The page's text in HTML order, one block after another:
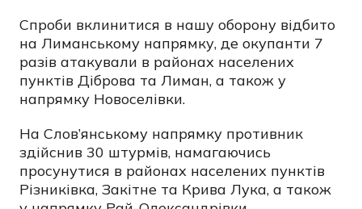
Спроби вклинитися в нашу оборону відбито
на Лиманському напрямку, де окупанти 7
разів атакували в районах населених
пунктів Діброва та Лиман, а також у
напрямку Новоселівки.
На Слов’янському напрямку противник
здійснив 30 штурмів, намагаючись
просунутися в районах населених пунктів
Різниківка, Закітне та Крива Лука, а також